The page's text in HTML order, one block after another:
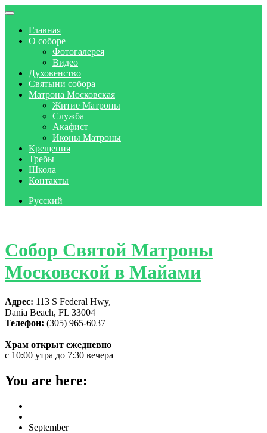
Главная
О соборе
Фотогалерея
Видео
Духовенство
Святыни собора
Матрона Московская
Житие Матроны
Служба
Акафист
Иконы Матроны
Крещения
Требы
Школа
Контакты
Русский
Собор Святой Матроны
Московской в Майами
Адрес: 113 S Federal Hwy,
Dania Beach, FL 33004
Телефон: (305) 965-6037
Храм открыт ежедневно
с 10:00 утра до 7:30 вечера
You are here:
September